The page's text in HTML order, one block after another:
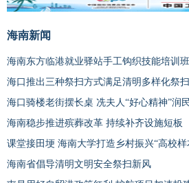
海南新闻
海南东方临港就业驿站手工钩织技能培训
海口推出三种祭扫方式满足清明多样化祭
海口骑楼老街摆长桌 冼夫人“好心精神”润
海南稳步推进殡葬改革 持续补齐设施短板
课堂接田埂 海南大学打造乡村振兴“高校样
海南省倡导清明文明安全祭扫新风